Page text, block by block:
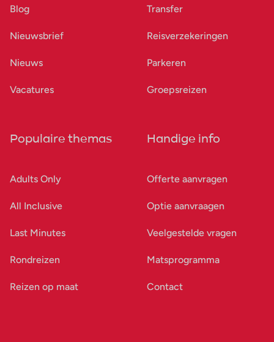
Blog
Nieuwsbrief
Nieuws
Vacatures
Transfer
Reisverzekeringen
Parkeren
Groepsreizen
Populaire themas
Adults Only
All Inclusive
Last Minutes
Rondreizen
Reizen op maat
Handige info
Offerte aanvragen
Optie aanvraagen
Veelgestelde vragen
Matsprogramma
Contact